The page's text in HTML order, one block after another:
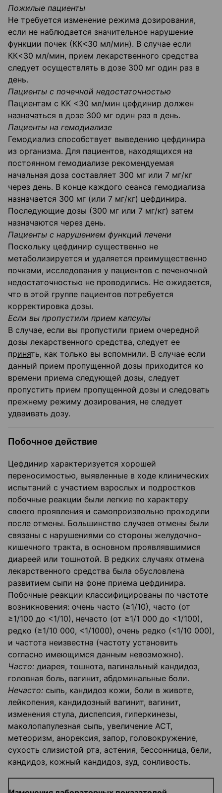
Пожилые пациенты
Не требуется изменение режима дозирования,
если не наблюдается значительное наруше­ние
функции почек (КК<30 мл/мин). В случае если
КК<30 мл/мин, прием лекарственного средства
следует осуществлять в дозе 300 мг один раз в
день.
Пациенты с почечной недостаточностью
Пациентам с КК <30 мл/мин цефдинир должен
назначаться в дозе 300 мг один раз в день.
Пациенты на гемодиализе
Гемодиализ способствует выведению цефдинира
из организма. Для пациентов, находящих­ся на
постоянном гемодиализе рекомендуемая
начальная доза составляет 300 мг или 7 мг/кг
через день. В конце каждого сеанса гемодиализа
назначается 300 мг (или 7 мг/кг) цефдини­ра.
Последующие дозы (300 мг или 7 мг/кг) затем
назначаются через день.
Пациенты с нарушением функций печени
Поскольку цефдинир существенно не
метаболизируется и удаляется преимущественно
почками, исследования у пациентов с печеночной
недостаточностью не проводились. Не ожидается,
что в этой группе пациентов потребуется
корректировка дозы.
Если вы пропустили прием капсулы
В случае, если вы пропустили прием очередной
дозы лекарственного средства, следует ее
принять, как только вы вспомнили. В случае если
данный прием пропущенной дозы прихо­дится ко
времени приема следующей дозы, следует
пропустить прием пропущенной дозы и следовать
прежнему режиму дозирования, не следует
удваивать дозу.
Побочное действие
Цефдинир характеризуется хорошей
переносимостью, выявленные в ходе клинических
испытаний с участием взрослых и подростков
побочные реакции были легкие по характе­ру
своего проявления и самопроизвольно проходили
после отмены. Большинство случаев отмены были
связаны с нарушениями со стороны желудочно-
кишечного тракта, в основном проявлявшимися
диареей или тошнотой. В редких случаях отмена
лекарственного средства была обусловлена
развитием сыпи на фоне приема цефдинира.
Побочные реакции классифицированы по частоте
возникновения: очень часто (≥1/10), часто (от
≥1/100 до <1/10), нечасто (от ≥1/1 000 до <1/100),
редко (≥1/10 000, <1/1000), очень редко (<1/10 000),
и частота неизвестна (частоту установить
согласно имеющимся данным невозможно).
Часто: диарея, тошнота, вагинальный кандидоз,
головная боль, вагинит, абдоминальные боли.
Нечасто: сыпь, кандидоз кожи, боли в животе,
лейкопения, кандидозный вагинит, ваги­нит,
изменения стула, диспепсия, гиперкинезы,
маколопапулезная сыпь, увеличение ACT,
метеоризм, анорексия, запор, головокружение,
сухость слизистой рта, астения, бессонница, бели,
кандидоз, кожный кандидоз, зуд, сонливость.